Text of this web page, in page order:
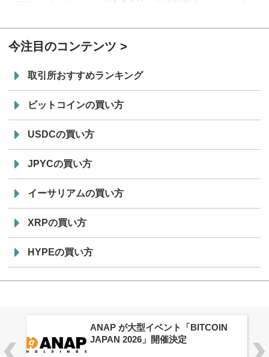
7/29
SBI VCトレード株式会社
信託型円建てステーブル
今注目のコンテンツ
取引所おすすめランキング
ビットコインの買い方
USDCの買い方
JPYCの買い方
イーサリアムの買い方
XRPの買い方
HYPEの買い方
ANAP が大型イベント「BITCOIN
JAPAN 2026」開催決定